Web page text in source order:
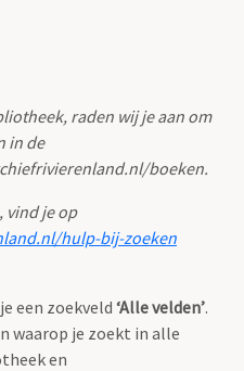
raden wij je aan om
in de
boeken.
vind je op
hulp-bij-zoeken
een zoekveld ‘Alle velden’.
waarop je zoekt in alle
en